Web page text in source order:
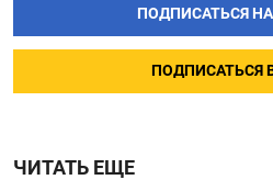
ПОДПИСАТЬСЯ
ПОДПИСАТЬСЯ В
ЧИТАТЬ ЕЩЕ